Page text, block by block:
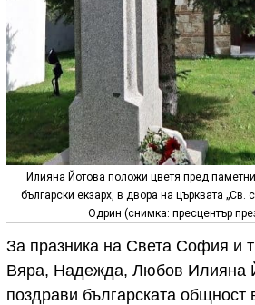
Илияна Йотова положи цветя пред
български екзарх, в двора на църквата „Св.
Одрин (снимка: пресцентър
За празника на Света София и
Вяра, Надежда, Любов Илияна
поздрави българската общност